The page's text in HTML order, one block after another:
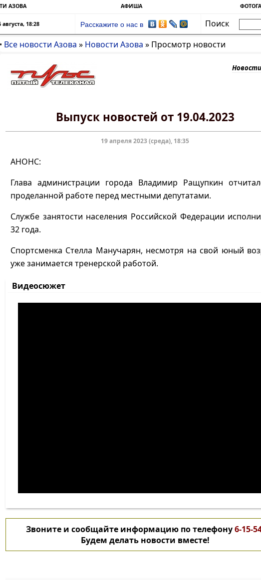
АЗОВА АФИША
18:28 Расскажите о нас в
Поиск
• Все новости Азова » Новости Азова » Просмотр новости
Выпуск новостей от 19.04.2023
19 апреля 2023 (среда), 18:35
АНОНС:
Глава администрации города Владимир Ращупкин
проделанной работе перед местными депутатами.
Службе занятости населения Российской Федерации
32 года.
Спортсменка Стелла Манучарян, несмотря на свой юный
уже занимается тренерской работой.
Видеосюжет
Звоните и сообщайте информацию по телефону6-15-
Будем делать новости вместе!